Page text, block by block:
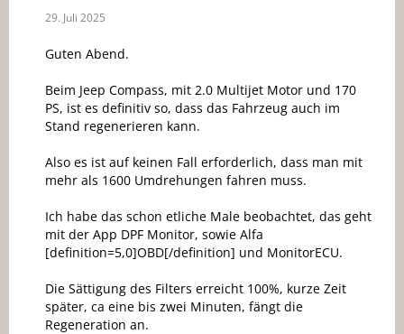
29. Juli 2025
Guten Abend.
Beim Jeep Compass, mit 2.0 Multijet Motor und 170
PS, ist es definitiv so, dass das Fahrzeug auch im
Stand regenerieren kann.
Also es ist auf keinen Fall erforderlich, dass man mit
mehr als 1600 Umdrehungen fahren muss.
Ich habe das schon etliche Male beobachtet, das geht
mit der App DPF Monitor, sowie Alfa
[definition=5,0]OBD[/definition] und MonitorECU.
Die Sättigung des Filters erreicht 100%, kurze Zeit
später, ca eine bis zwei Minuten, fängt die
Regeneration an.